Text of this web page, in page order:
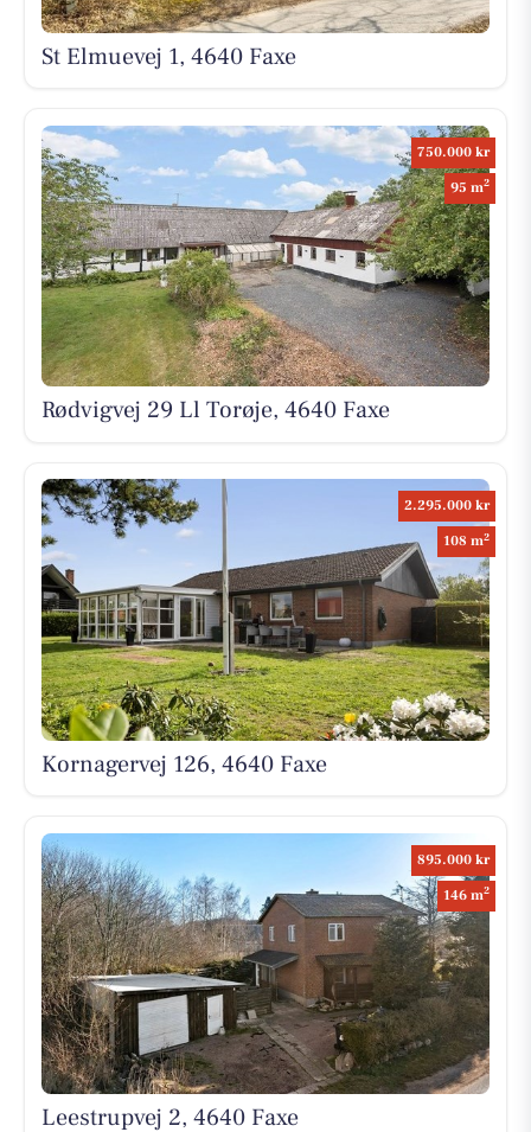
St Elmuevej 1, 4640 Faxe
750.000 kr
95 m2
Rødvigvej 29 Ll Torøje, 4640 Faxe
2.295.000 kr
108 m2
Kornagervej 126, 4640 Faxe
895.000 kr
146 m2
Leestrupvej 2, 4640 Faxe